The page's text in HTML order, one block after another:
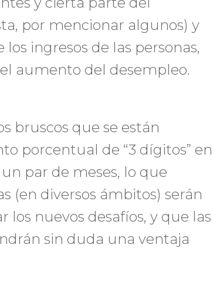
por mencionar algunos) y
ingresos de las personas,
aumento del desempleo.
bruscos que se están
porcentual de “3 dígitos” en
par de meses, lo que
(en diversos ámbitos) serán
nuevos desafíos, y que las
sin duda una ventaja